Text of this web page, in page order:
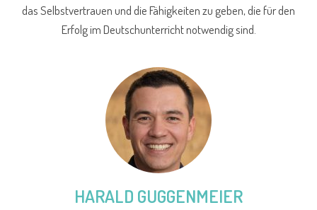
das Selbstvertrauen und die Fähigkeiten zu geben, die für den
Erfolg im Deutschunterricht notwendig sind.
HARALD GUGGENMEIER